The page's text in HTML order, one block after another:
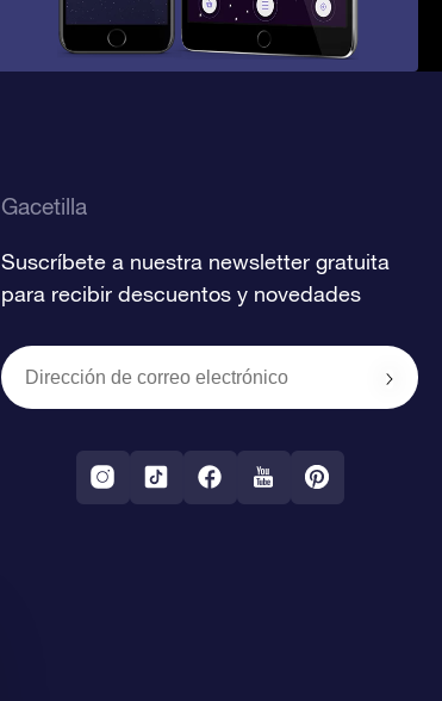
Gacetilla
Suscríbete a nuestra newsletter gratuita
para recibir descuentos y novedades